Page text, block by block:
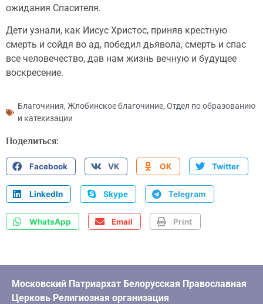
ожидания Спасителя.
Дети узнали, как Иисус Христос, приняв крестную
смерть и сойдя во ад, победил дьявола, смерть и спас
все человечество, дав нам жизнь вечную и будущее
воскресение.
Благочиния, Жлобинское благочиние, Отдел по образованию
и катехизации
Поделиться:
Facebook VK OK Twitter
LinkedIn Skype Telegram
WhatsApp Email Print
Московский Патриархат Белорусская Православная
Церковь Религиозная организация